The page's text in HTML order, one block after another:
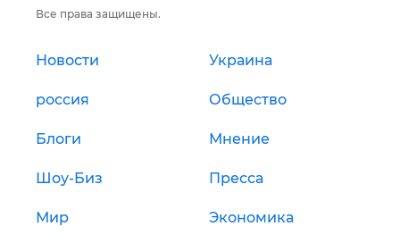
Все права защищены.
Новости Украина
россия Общество
Блоги Мнение
Шоу-Биз Пресса
Мир Экономика